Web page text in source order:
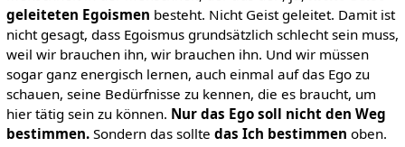
geleiteten Egoismen besteht. Nicht Geist geleitet. Damit ist
nicht gesagt, dass Egoismus grundsätzlich schlecht sein muss,
weil wir brauchen ihn, wir brauchen ihn. Und wir müssen
sogar ganz energisch lernen, auch einmal auf das Ego zu
schauen, seine Bedürfnisse zu kennen, die es braucht, um
hier tätig sein zu können. Nur das Ego soll nicht den Weg
bestimmen.Sondern das sollte das Ich bestimmen oben.